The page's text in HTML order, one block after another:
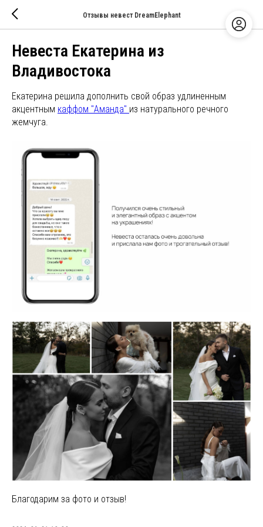
Отзывы невест DreamElephant
Невеста Екатерина из
Владивостока
Екатерина решила дополнить свой образ удлиненным
акцентным каффом "Аманда" из натурального речного
жемчуга.
Благодарим за фото и отзыв!